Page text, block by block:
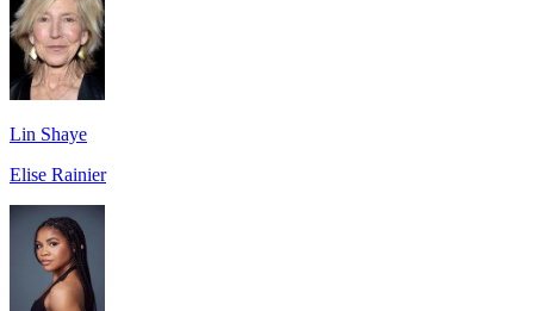
Lin Shaye
Elise Rainier